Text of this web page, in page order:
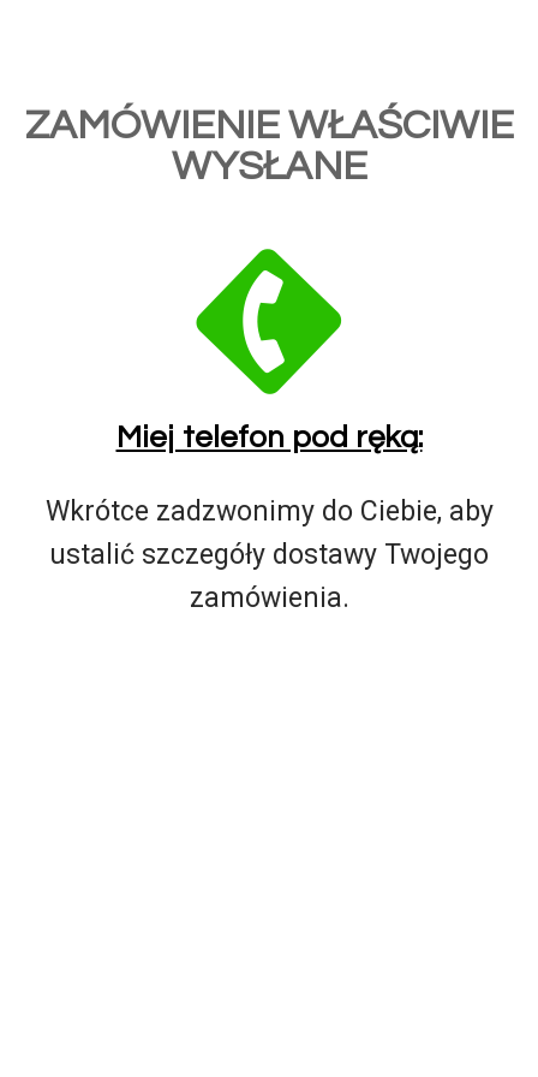
ZAMÓWIENIE WŁAŚCIWIE
WYSŁANE
Miej telefon pod ręką:
Wkrótce zadzwonimy do Ciebie, aby
ustalić szczegóły dostawy Twojego
zamówienia.